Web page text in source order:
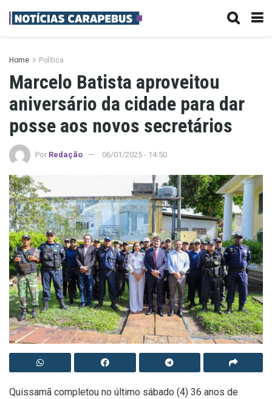
Home Política
Marcelo Batista aproveitou
aniversário da cidade para dar
posse aos novos secretários
Por Redação 06/01/2025 - 14:50
Quissamã completou no último sábado (4) 36 anos de